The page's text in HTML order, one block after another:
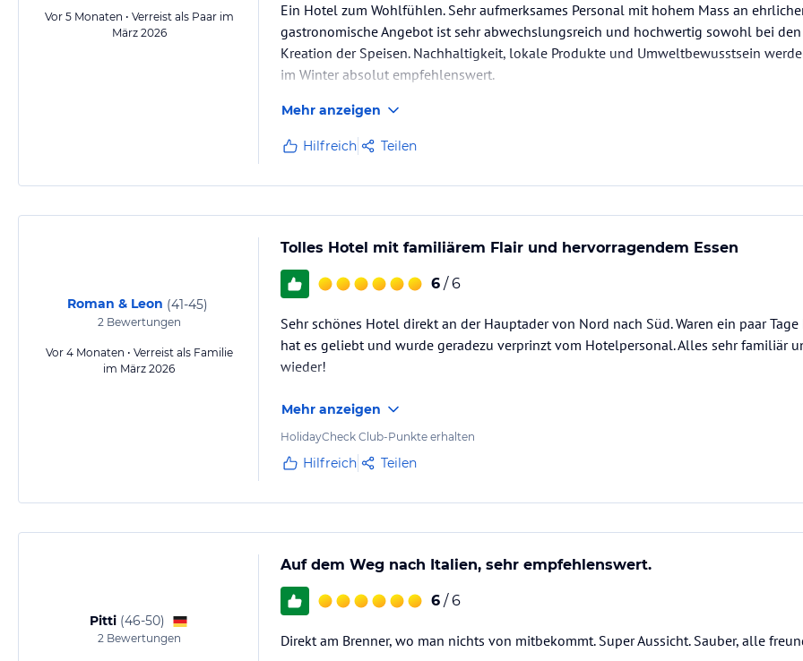
Vor 5 Monaten • Verreist als Paar im
März 2026
Ein Hotel zum Wohlfühlen. Sehr aufmerksames Personal mit hohem Mass an
gastronomische Angebot ist sehr abwechslungsreich und hochwertig sowohl bei
Kreation der Speisen. Nachhaltigkeit, lokale Produkte und Umweltbewusstsein
im Winter absolut empfehlenswert.
Mehr anzeigen
Hilfreich Teilen
Roman & Leon (41-45)
2Bewertungen
Vor 4 Monaten • Verreist als Familie
im März 2026
Tolles Hotel mit familiärem Flair und hervorragendem Essen
6 / 6
Sehr schönes Hotel direkt an der Hauptader von Nord nach Süd. Waren ein paar
hat es geliebt und wurde geradezu verprinzt vom Hotelpersonal. Alles sehr familiär
wieder!
Mehr anzeigen
HolidayCheck Club-Punkte erhalten
Hilfreich Teilen
Pitti (46-50)
2Bewertungen
Auf dem Weg nach Italien, sehr empfehlenswert.
6 / 6
Direkt am Brenner, wo man nichts von mitbekommt. Super Aussicht. Sauber, alle